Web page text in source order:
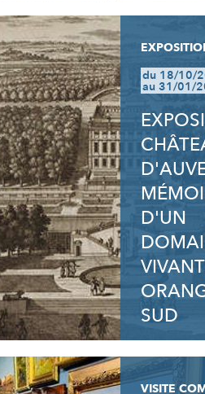
du 18/10/
au 31/01/
D'UN
SUD
VISITE